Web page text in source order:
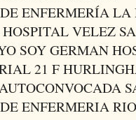
ENFERMERÍA LA
VELEZ
SOY GERMAN
21 F
ENFERMERIA